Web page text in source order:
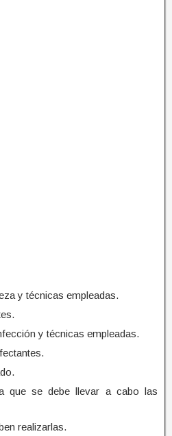
y técnicas empleadas.
y técnicas empleadas.
que se debe llevar a cabo las
realizarlas.